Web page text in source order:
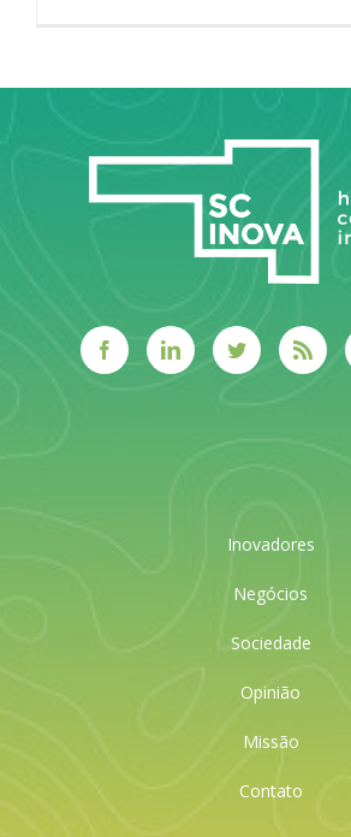
Inovadores
Negócios
Sociedade
Opinião
Missão
Contato